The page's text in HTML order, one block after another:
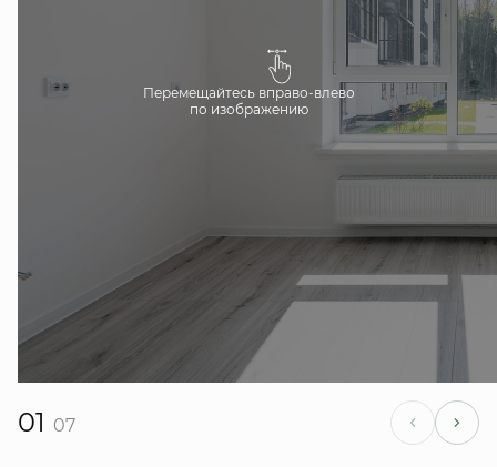
Перемещайтесь вправо-влево
по изображению
01 07